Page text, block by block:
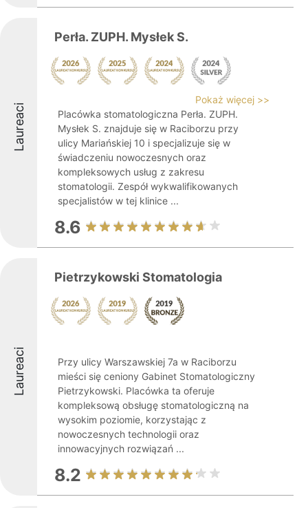
Laureaci
Perła. ZUPH. Mysłek S.
Pokaż więcej >>
Placówka stomatologiczna Perła. ZUPH.
Mysłek S. znajduje się w Raciborzu przy
ulicy Mariańskiej 10 i specjalizuje się w
świadczeniu nowoczesnych oraz
kompleksowych usług z zakresu
stomatologii. Zespół wykwalifikowanych
specjalistów w tej klinice ...
8.6
Laureaci
Pietrzykowski Stomatologia
Przy ulicy Warszawskiej 7a w Raciborzu
mieści się ceniony Gabinet Stomatologiczny
Pietrzykowski. Placówka ta oferuje
kompleksową obsługę stomatologiczną na
wysokim poziomie, korzystając z
nowoczesnych technologii oraz
innowacyjnych rozwiązań ...
8.2